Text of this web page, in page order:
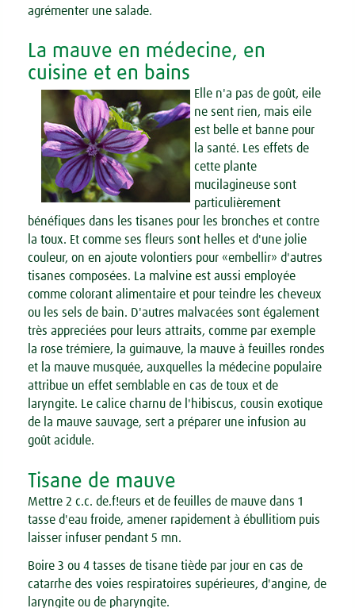
agrémenter une salade.
La mauve en médecine, en
cuisine et en bains
Elle n'a pas de goût, eile
ne sent rien, mais eile
est belle et banne pour
la santé. Les effets de
cette plante
mucilagineuse sont
particulièrement
bénéfiques dans les tisanes pour les bronches et contre
la toux. Et comme ses fleurs sont helles et d'une jolie
couleur, on en ajoute volontiers pour «embellir» d'autres
tisanes composées. La malvine est aussi employée
comme colorant alimentaire et pour teindre les cheveux
ou les sels de bain. D'autres malvacées sont également
très appreciées pour leurs attraits, comme par exemple
la rose trémiere, la guimauve, la mauve à feuilles rondes
et la mauve musquée, auxquelles la médecine populaire
attribue un effet semblable en cas de toux et de
laryngite. Le calice charnu de l'hibiscus, cousin exotique
de la mauve sauvage, sert a préparer une infusion au
goût acidule.
Tisane de mauve
Mettre 2 c.c. de.f!eurs et de feuilles de mauve dans 1
tasse d'eau froide, amener rapidement à ébullitiom puis
laisser infuser pendant 5 mn.
Boire 3 ou 4 tasses de tisane tiède par jour en cas de
catarrhe des voies respiratoires supérieures, d'angine, de
laryngite ou de pharyngite.